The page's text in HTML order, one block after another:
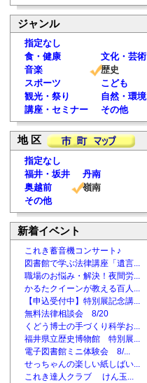
ジャンル
指定なし
食・健康
文化・芸術
音楽
歴史
スポーツ
こども
観光・祭り
自然・環境
講座・セミナー
その他
地 区
指定なし
福井・坂井
丹南
奥越前
嶺南
その他
新着イベント
これき蓄音機コンサート♪
図書館で学ぶ法律講座「遺言...
職場のお悩み・解決！夜間労...
かるたクイーンが教える百人...
【申込受付中】特別展記念講...
無料法律相談会 8/20
くどう博士の手づくり科学お...
福井県立歴史博物館 特別展...
電子図書館ミニ体験会 8/...
せっちゃんの楽しい紙しばい...
これき達人クラブ けん玉...